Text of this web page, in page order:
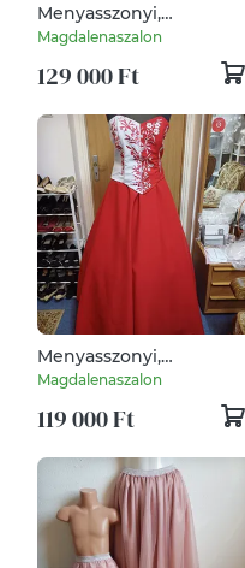
Menyasszonyi,
szalagavatós, báli, alkalmi
ruha.
Magdalenaszalon
129 000 Ft
Menyasszonyi,
menyecske, alkalmi, tánc
ruha.
Magdalenaszalon
119 000 Ft